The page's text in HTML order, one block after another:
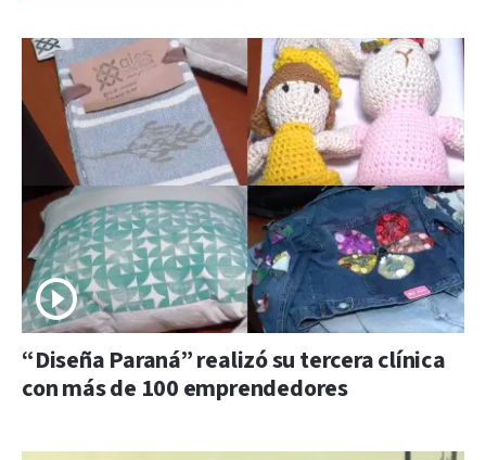
“Diseña Paraná” realizó su tercera clínica
con más de 100 emprendedores